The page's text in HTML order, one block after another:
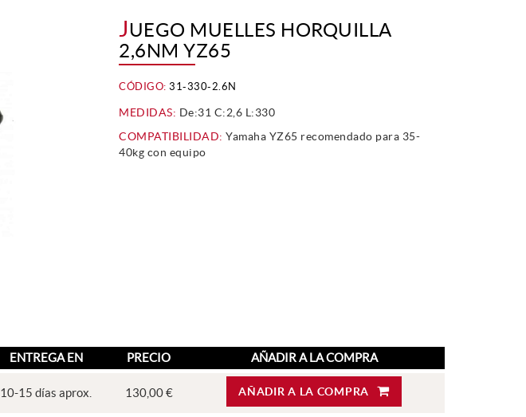
JUEGO MUELLES HORQUILLA
2,6NM YZ65
CÓDIGO: 31-330-2.6N
MEDIDAS: De:31 C:2,6 L:330
COMPATIBILIDAD: Yamaha YZ65 recomendado para 35-
40kg con equipo
ENTREGA EN PRECIO AÑADIR A LA COMPRA
10-15 días aprox. 130,00 € AÑADIR A LA COMPRA